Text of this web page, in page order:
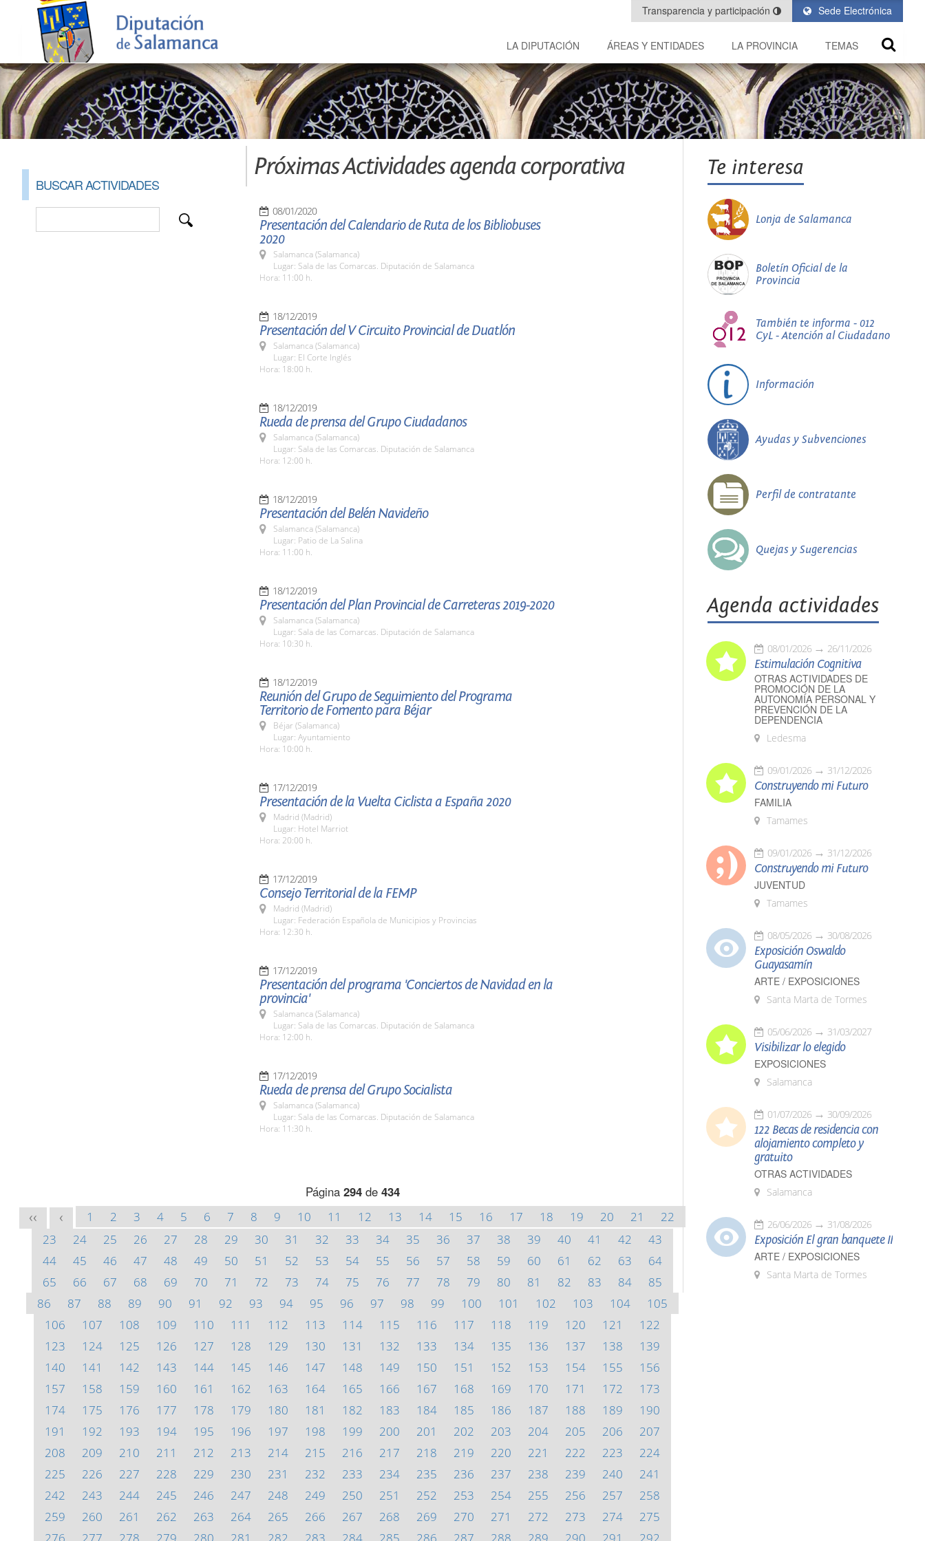
Sede Electrónica
Transparencia y participación
LA DIPUTACIÓN ÁREAS Y ENTIDADES LA PROVINCIA TEMAS
BUSCAR ACTIVIDADES
Próximas Actividades agenda corporativa
08/01/2020
Presentación del Calendario de Ruta de los Bibliobuses
2020
Salamanca (Salamanca)
Lugar: Sala de las Comarcas. Diputación de Salamanca
Hora: 11:00 h.
18/12/2019
Presentación del V Circuito Provincial de Duatlón
Salamanca (Salamanca)
Lugar: El Corte Inglés
Hora: 18:00 h.
18/12/2019
Rueda de prensa del Grupo Ciudadanos
Salamanca (Salamanca)
Lugar: Sala de las Comarcas. Diputación de Salamanca
Hora: 12:00 h.
18/12/2019
Presentación del Belén Navideño
Salamanca (Salamanca)
Lugar: Patio de La Salina
Hora: 11:00 h.
18/12/2019
Presentación del Plan Provincial de Carreteras 2019-2020
Salamanca (Salamanca)
Lugar: Sala de las Comarcas. Diputación de Salamanca
Hora: 10:30 h.
18/12/2019
Reunión del Grupo de Seguimiento del Programa
Territorio de Fomento para Béjar
Béjar (Salamanca)
Lugar: Ayuntamiento
Hora: 10:00 h.
17/12/2019
Presentación de la Vuelta Ciclista a España 2020
Madrid (Madrid)
Lugar: Hotel Marriot
Hora: 20:00 h.
17/12/2019
Consejo Territorial de la FEMP
Madrid (Madrid)
Lugar: Federación Española de Municipios y Provincias
Hora: 12:30 h.
17/12/2019
Presentación del programa 'Conciertos de Navidad en la
provincia'
Salamanca (Salamanca)
Lugar: Sala de las Comarcas. Diputación de Salamanca
Hora: 12:00 h.
17/12/2019
Rueda de prensa del Grupo Socialista
Salamanca (Salamanca)
Lugar: Sala de las Comarcas. Diputación de Salamanca
Hora: 11:30 h.
Página 294de 434
<< < 1 2 3 4 5 6 7 8 9 10 11 12 13 14 15 16 17 18 19 20 21
22
23
24 25 26 27 28 29 30 31 32 33 34 35 36 37 38 39 40 41 42
43
44
45 46 47 48 49 50 51 52 53 54 55 56 57 58 59 60 61 62 63
64
65
66 67 68 69 70 71 72 73 74 75 76 77 78 79 80 81 82 83 84
85
86
87 88 89 90 91 92 93 94 95 96 97 98 99 100 101 102 103 104
105
106
107 108 109 110 111 112 113 114 115 116 117 118 119 120 121
122
123
124 125 126 127 128 129 130 131 132 133 134 135 136 137 138
139
140
141 142 143 144 145 146 147 148 149 150 151 152 153 154 155
156
157
158 159 160 161 162 163 164 165 166 167 168 169 170 171 172
173
174
175 176 177 178 179 180 181 182 183 184 185 186 187 188 189
190
191
192 193 194 195 196 197 198 199 200 201 202 203 204 205 206
207
208
209 210 211 212 213 214 215 216 217 218 219 220 221 222 223
224
225
226 227 228 229 230 231 232 233 234 235 236 237 238 239 240
241
242
243 244 245 246 247 248 249 250 251 252 253 254 255 256 257
258
259
260 261 262 263 264 265 266 267 268 269 270 271 272 273 274
275
Te interesa
Lonja de Salamanca
Boletín Oficial de la
Provincia
También te informa - 012
CyL - Atención al Ciudadano
Información
Ayudas y Subvenciones
Perfil de contratante
Quejas y Sugerencias
Agenda actividades
08/01/2026 26/11/2026
Estimulación Cognitiva
OTRAS ACTIVIDADES DE
PROMOCIÓN DE LA
AUTONOMÍA PERSONAL Y
PREVENCIÓN DE LA
DEPENDENCIA
Ledesma
09/01/2026 31/12/2026
Construyendo mi Futuro
FAMILIA
Tamames
09/01/2026 31/12/2026
Construyendo mi Futuro
JUVENTUD
Tamames
08/05/2026 30/08/2026
Exposición Oswaldo
Guayasamín
ARTE / EXPOSICIONES
Santa Marta de Tormes
05/06/2026 31/03/2027
Visibilizar lo elegido
EXPOSICIONES
Salamanca
01/07/2026 30/09/2026
122 Becas de residencia con
alojamiento completo y
gratuito
OTRAS ACTIVIDADES
Salamanca
26/06/2026 31/08/2026
Exposición El gran banquete II
ARTE / EXPOSICIONES
Santa Marta de Tormes